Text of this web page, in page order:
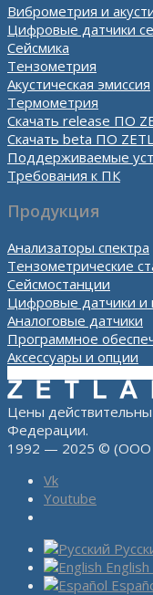
Виброметрия и
Цифровые датчики
Сейсмика
Тензометрия
Акустическая эмиссия
Термометрия
Скачать release ПО
Скачать beta ПО
Поддерживаемые
Требования к ПК
Продукция
Анализаторы спектра
Тензометрические
Сейсмостанции
Цифровые датчики и
Аналоговые датчики
Программное
Аксессуары и опции
Цены
Федерации.
1992 — 2025 © (ООО
Vk
Youtube
English